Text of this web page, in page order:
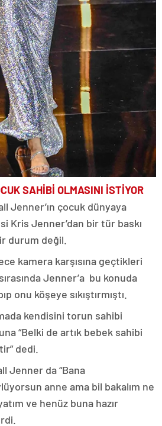
SAHİBİ OLMASINI İSTİYOR
Jenner’ın çocuk dünyaya
Kris Jenner’dan bir tür baskı
durum değil.
kamera karşısına geçtikleri
Jenner’a bu konuda
onu köşeye sıkıştırmıştı.
kendisini torun sahibi
“Belki de artık bebek sahibi
dedi.
Jenner da “Bana
anne ama bil bakalım ne
ve henüz buna hazır